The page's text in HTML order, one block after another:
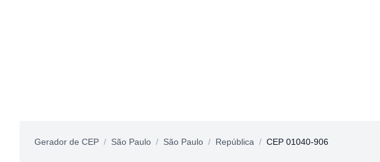
Gerador de CEP / São Paulo / São Paulo / República / CEP 01040-906